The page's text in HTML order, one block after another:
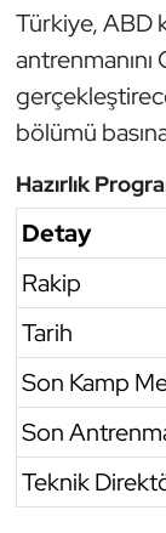
Türkiye, ABD
bölümü
Hazırlık
Detay
Rakip
Tarih
Son Kamp
Son
Teknik
Yelken
Yüzme